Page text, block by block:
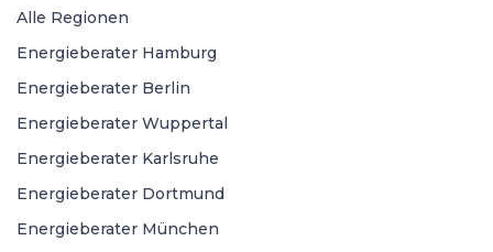
Alle Regionen
Energieberater Hamburg
Energieberater Berlin
Energieberater Wuppertal
Energieberater Karlsruhe
Energieberater Dortmund
Energieberater München